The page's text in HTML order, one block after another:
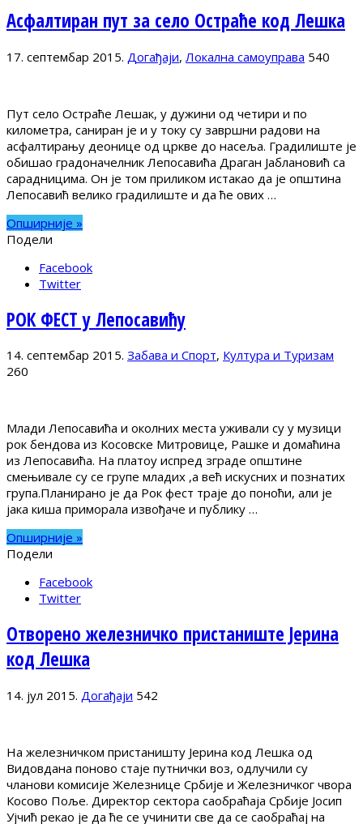
Асфалтиран пут за село Остраће код Лешка
17. септембар 2015. Догађаји, Локална самоуправа 540
Пут село Остраће Лешак, у дужини од четири и по
километра, саниран је и у току су завршни радови на
асфалтирању деонице од цркве до насеља. Градилиште је
обишао градоначелник Лепосавића Драган Јаблановић са
сарадницима. Он је том приликом истакао да је општина
Лепосавић велико градилиште и да ће ових …
Опширније »
Подели
Facebook
Twitter
РОК ФЕСТ у Лепосавићу
14. септембар 2015. Забава и Спорт, Култура и Туризам
260
Млади Лепосавића и околних места уживали су у музици
рок бендова из Косовске Митровице, Рашке и домаћина
из Лепосавића. На платоу испред зграде општине
смењивале су се групе младих ,а већ искусних и познатих
група.Планирано је да Рок фест траје до поноћи, али је
јака киша приморала извођаче и публику …
Опширније »
Подели
Facebook
Twitter
Отворено железничко пристаниште Јерина
код Лешка
14. јул 2015. Догађаји 542
На железничком пристаништу Јерина код Лешка од
Видовдана поново стаје путнички воз, одлучили су
чланови комисије Железнице Србије и Железничког чвора
Косово Поље. Директор сектора саобраћаја Србије Јосип
Ујчић рекао је да ће се учинити све да се саобраћај на